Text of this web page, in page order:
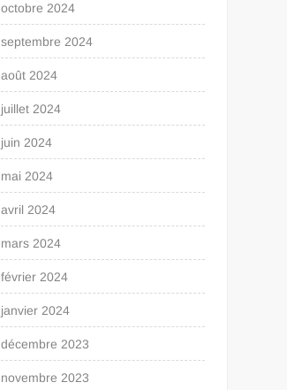
octobre 2024
septembre 2024
août 2024
juillet 2024
juin 2024
mai 2024
avril 2024
mars 2024
février 2024
janvier 2024
décembre 2023
novembre 2023